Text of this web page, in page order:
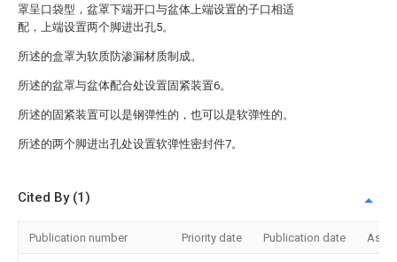
罩呈口袋型，盆罩下端开口与盆体上端设置的子口相适
配，上端设置两个脚进出孔5。
所述的盒罩为软质防渗漏材质制成。
所述的盆罩与盆体配合处设置固紧装置6。
所述的固紧装置可以是钢弹性的，也可以是软弹性的。
所述的两个脚进出孔处设置软弹性密封件7。
Cited By (1)
Publication number Priority date Publication date